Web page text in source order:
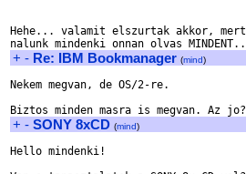
Hehe... valamit elszurtak akkor, mert
+ - Re: IBM Bookmanager (mind)
Nekem megvan, de OS/2-re.
+ - SONY 8xCD (mind)
Hello mindenki!